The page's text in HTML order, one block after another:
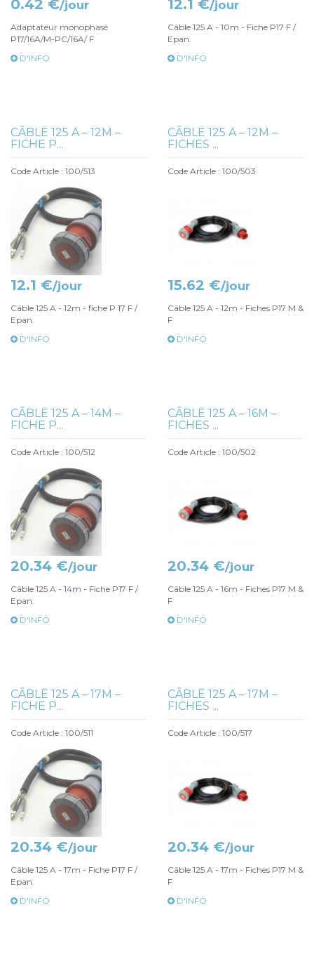
0.42 €/jour
Adaptateur monophasé
P17/16A/M-PC/16A/ F
D'INFO
12.1 €/jour
Câble 125 A - 10m - Fiche P17 F /
Epan.
D'INFO
CÂBLE 125 A – 12M –
FICHE P...
Code Article : 100/513
12.1 €/jour
Câble 125 A - 12m - fiche P 17 F /
Epan.
D'INFO
CÂBLE 125 A – 12M –
FICHES ...
Code Article : 100/503
15.62 €/jour
Câble 125 A - 12m - Fiches P17 M &
F
D'INFO
CÂBLE 125 A – 14M –
FICHE P...
Code Article : 100/512
20.34 €/jour
Câble 125 A - 14m - Fiche P17 F /
Epan.
D'INFO
CÂBLE 125 A – 16M –
FICHES ...
Code Article : 100/502
20.34 €/jour
Câble 125 A - 16m - Fiches P17 M &
F
D'INFO
CÂBLE 125 A – 17M –
FICHE P...
Code Article : 100/511
20.34 €/jour
Câble 125 A - 17m - Fiche P17 F /
Epan.
D'INFO
CÂBLE 125 A – 17M –
FICHES ...
Code Article : 100/517
20.34 €/jour
Câble 125 A - 17m - Fiches P17 M &
F
D'INFO